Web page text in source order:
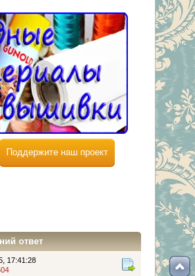
Поддержите наш проект
ответ
17:41:28